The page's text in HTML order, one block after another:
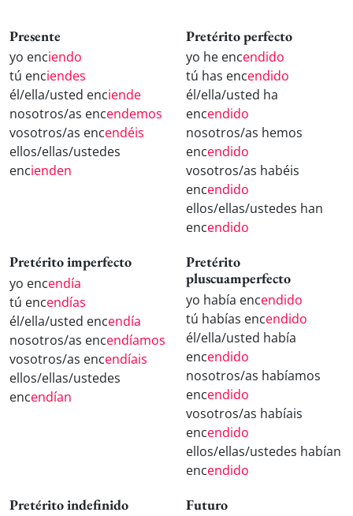
Presente
yo enciendo
tú enciendes
él/ella/usted enciende
nosotros/as encendemos
vosotros/as encendéis
ellos/ellas/ustedes
encienden
Pretérito perfecto
yo he encendido
tú has encendido
él/ella/usted ha
encendido
nosotros/as hemos
encendido
vosotros/as habéis
encendido
ellos/ellas/ustedes han
encendido
Pretérito imperfecto
yo encendía
tú encendías
él/ella/usted encendía
nosotros/as encendíamos
vosotros/as encendíais
ellos/ellas/ustedes
encendían
Pretérito
pluscuamperfecto
yo había encendido
tú habías encendido
él/ella/usted había
encendido
nosotros/as habíamos
encendido
vosotros/as habíais
encendido
ellos/ellas/ustedes habían
encendido
Pretérito indefinido Futuro